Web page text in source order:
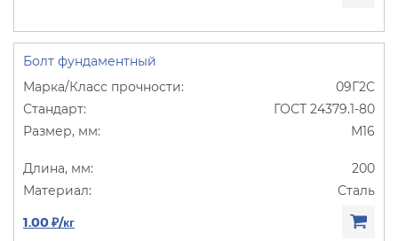
Болт фундаментный
09Г2С
ГОСТ 24379.1-80
М16
200
Сталь
1.00 ₽/кг